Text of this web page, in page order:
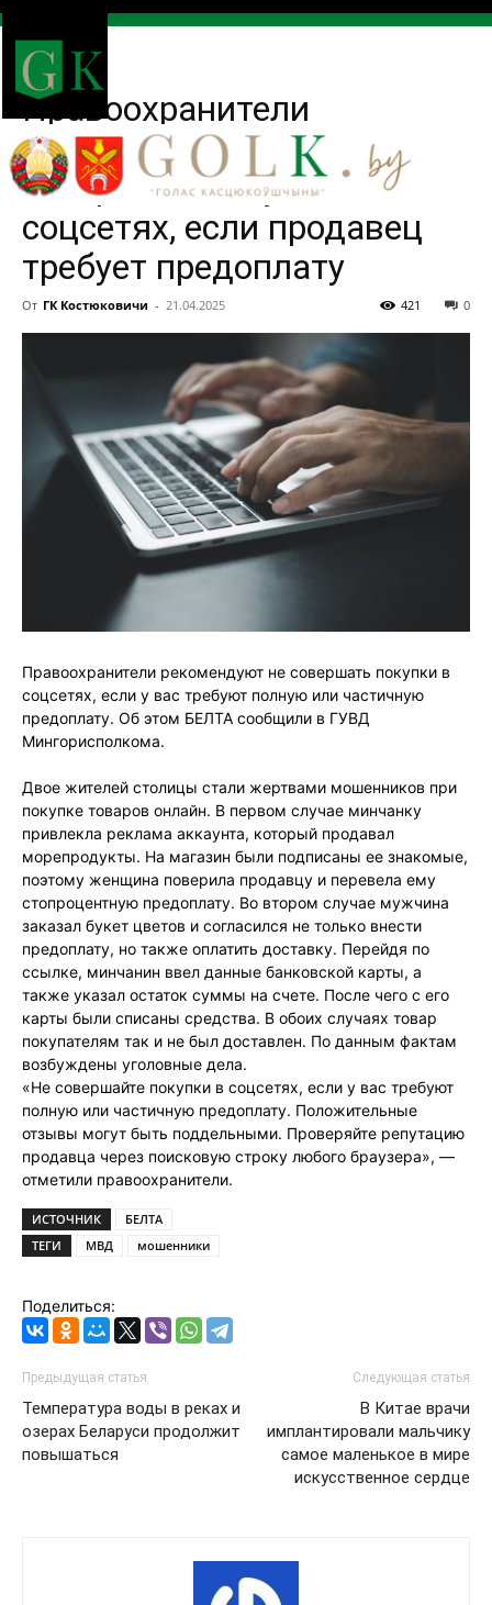
Домой
Общество
Правоохранители
рекомендуют не
совершать покупки в
соцсетях, если продавец
требует предоплату
От ГК Костюковичи - 21.04.2025 0
421
Правоохранители рекомендуют не совершать покупки в
соцсетях, если у вас требуют полную или частичную
предоплату. Об этом БЕЛТА сообщили в ГУВД
Мингорисполкома.
Двое жителей столицы стали жертвами мошенников при
покупке товаров онлайн. В первом случае минчанку
привлекла реклама аккаунта, который продавал
морепродукты. На магазин были подписаны ее знакомые,
поэтому женщина поверила продавцу и перевела ему
стопроцентную предоплату. Во втором случае мужчина
заказал букет цветов и согласился не только внести
предоплату, но также оплатить доставку. Перейдя по
ссылке, минчанин ввел данные банковской карты, а
также указал остаток суммы на счете. После чего с его
карты были списаны средства. В обоих случаях товар
покупателям так и не был доставлен. По данным фактам
возбуждены уголовные дела.
«Не совершайте покупки в соцсетях, если у вас требуют
полную или частичную предоплату. Положительные
отзывы могут быть поддельными. Проверяйте репутацию
продавца через поисковую строку любого браузера», —
отметили правоохранители.
ИСТОЧНИК
БЕЛТА
ТЕГИ
МВД мошенники
Поделиться:
Предыдущая статья
Температура воды в реках и
озерах Беларуси продолжит
повышаться
Следующая статья
В Китае врачи
имплантировали мальчику
самое маленькое в мире
искусственное сердце